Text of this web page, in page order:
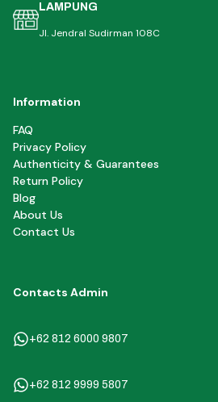
LAMPUNG
Jl. Jendral Sudirman 108C
Information
FAQ
Privacy Policy
Authenticity & Guarantees
Return Policy
Blog
About Us
Contact Us
Contacts Admin
+62 812 6000 9807
+62 812 9999 5807